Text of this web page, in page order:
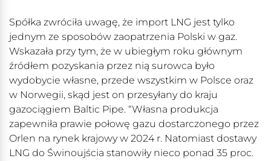
Spółka zwróciła uwagę, że import LNG jest tylko
jednym ze sposobów zaopatrzenia Polski w gaz.
Wskazała przy tym, że w ubiegłym roku głównym
źródłem pozyskania przez nią surowca było
wydobycie własne, przede wszystkim w Polsce oraz
w Norwegii, skąd jest on przesyłany do kraju
gazociągiem Baltic Pipe. “Własna produkcja
zapewniła prawie połowę gazu dostarczonego przez
Orlen na rynek krajowy w 2024 r. Natomiast dostawy
LNG do Świnoujścia stanowiły nieco ponad 35 proc.